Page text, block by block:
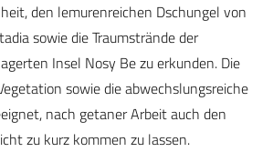
den lemurenreichen Dschungel von
sowie die Traumstrände der
Insel Nosy Be zu erkunden. Die
sowie die abwechslungsreiche
nach getaner Arbeit auch den
zu kurz kommen zu lassen.